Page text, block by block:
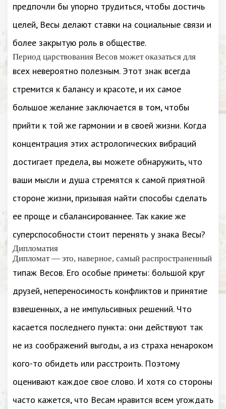
предпочли бы упорно трудиться, чтобы достичь
целей, Весы делают ставки на социальные связи и
более закрытую роль в обществе.
Период царствования Весов может оказаться для
всех невероятно полезным. Этот знак всегда
стремится к балансу и красоте, и их самое
большое желание заключается в том, чтобы
прийти к той же гармонии и в своей жизни. Когда
концентрация этих астрологических вибраций
достигает предела, вы можете обнаружить, что
ваши мысли и душа стремятся к самой приятной
стороне жизни, призывая найти способы сделать
ее проще и сбалансированнее. Так какие же
суперспособности стоит перенять у знака Весы?
Дипломатия
Дипломат — это, наверное, самый распространенный
типаж Весов. Его особые приметы: большой круг
друзей, непереносимость конфликтов и принятие
взвешенных, а не импульсивных решений. Что
касается последнего пункта: они действуют так
не из соображений выгоды, а из страха ненароком
кого-то обидеть или расстроить. Поэтому
оценивают каждое свое слово. И хотя со стороны
часто кажется, что Весам нравится всем угождать